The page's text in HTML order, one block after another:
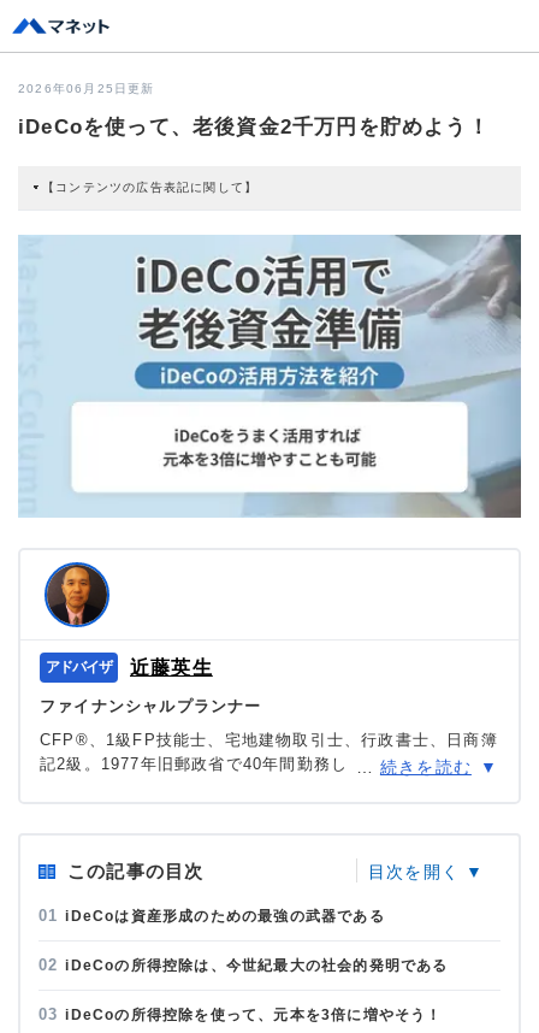
2026年06月25日更新
iDeCoを使って、老後資金2千万円を貯めよう！
【コンテンツの広告表記に関して】
すると弊社に対して企業から紹介報酬が支払われるという収益モデルです。 た
だし、特定の商品を根拠なくPRするものではなく、当編集部の調査／ユーザー
への口コミ収集などに基づき、公平性を担保した情報提供を行っています。
近藤英生
ファイナンシャルプランナー
CFP®、1級FP技能士、宅地建物取引士、行政書士、日商簿
記2級。1977年旧郵政省で40年間勤務した後、2017年ゆう
＞＞公式ページ
続きを読む
この記事の目次
iDeCoは資産形成のための最強の武器である
iDeCoの所得控除は、今世紀最大の社会的発明である
iDeCoの所得控除を使って、元本を3倍に増やそう！